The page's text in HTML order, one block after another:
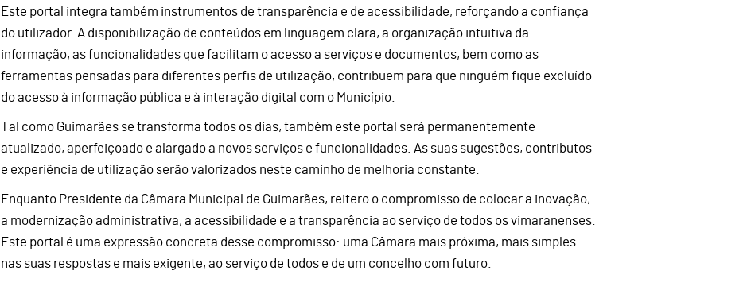
Este portal integra também instrumentos de transparência e de acessibilidade, reforçando a confiança
do utilizador. A disponibilização de conteúdos em linguagem clara, a organização intuitiva da
informação, as funcionalidades que facilitam o acesso a serviços e documentos, bem como as
ferramentas pensadas para diferentes perfis de utilização, contribuem para que ninguém fique excluído
do acesso à informação pública e à interação digital com o Município.
Tal como Guimarães se transforma todos os dias, também este portal será permanentemente
atualizado, aperfeiçoado e alargado a novos serviços e funcionalidades. As suas sugestões, contributos
e experiência de utilização serão valorizados neste caminho de melhoria constante.
Enquanto Presidente da Câmara Municipal de Guimarães, reitero o compromisso de colocar a inovação,
a modernização administrativa, a acessibilidade e a transparência ao serviço de todos os vimaranenses.
Este portal é uma expressão concreta desse compromisso: uma Câmara mais próxima, mais simples
nas suas respostas e mais exigente, ao serviço de todos e de um concelho com futuro.